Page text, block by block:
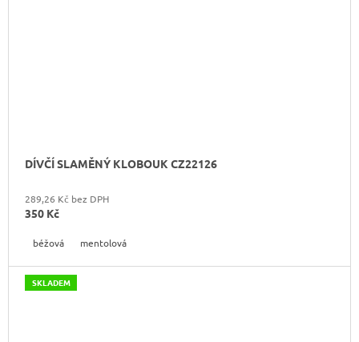
DÍVČÍ SLAMĚNÝ KLOBOUK CZ22126
289,26 Kč bez DPH
350 Kč
béžová mentolová
SKLADEM